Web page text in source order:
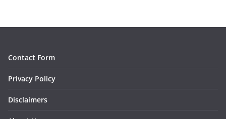
Contact Form
Privacy Policy
Disclaimers